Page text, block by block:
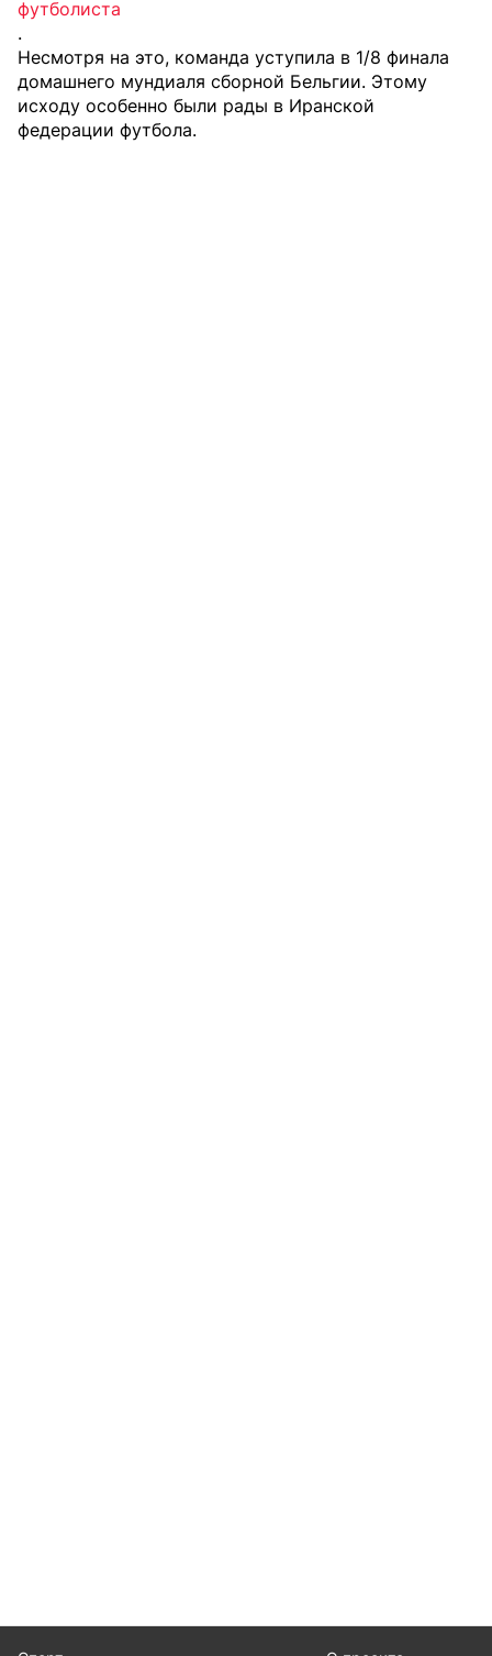
футболиста
.
Несмотря на это, команда уступила в 1/8 финала
домашнего мундиаля сборной Бельгии. Этому
исходу особенно были рады в Иранской
федерации футбола.